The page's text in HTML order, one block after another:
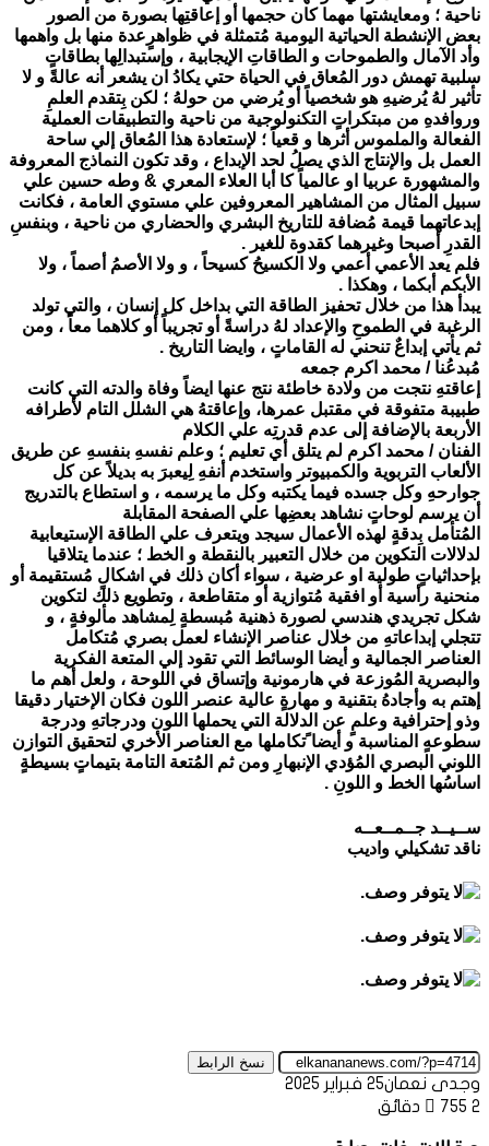
ناحية ؛ ومعايشتها مهما كان حجمها أو إعاقتِها بصورة من الصور
بعض الإنشطة الحياتية اليومية مُتمثلة في ظواهرٍعدة منها بل واهمها
وأد الآمال والطموحات و الطاقاتِ الإيجابية ، وإستبدالِها بطاقاتٍ
سلبية تهمش دور المُعاق في الحياة حتي يكادُ ان يشعر أنه عالةً و لا
تأثير لهُ يُرضيهِ هو شخصياً أو يُرضي من حولهُ ؛ لكن بِتقدم العلمِ
وروافدهِ من مبتكراتٍ التكنولوجية من ناحية والتطبيقات العملية
الفعالة والملموس أثرها و قعياً ؛ لإستعادة هذا المُعاق إلي ساحة
العمل بل والإنتاج الذي يصلُ لحد الإبداع ، وقد تكون النماذج المعروفة
والمشهورة عربيا او عالمياً كا أبا العلاء المعري & وطه حسين علي
سبيل المثال من المشاهير المعروفين علي مستوي العامة ، فكانت
إبدعاتهما قيمة مُضافة للتاريخ البشري والحضاري من ناحية ، وبنفسِ
القدرِ أصبحا وغيرهما كقدوة للغير .
فلم يعد الأعمي أعمي ولا الكسيحُ كسيحاً ، و ولا الأصمُ أصماً ، ولا
الأبكم أبكما ، وهكذا .
يبدأ هذا من خلال تحفيز الطاقة التي بداخل كل إنسان ، والتي تولد
الرغبة في الطموحِ والإعداد لهُ دراسةً أو تجريباً أو كلاهما معاً ، ومن
ثم يأتي إبداعٌ تنحني له القاماتٍ ، وايضا التاريخ .
مُبدعُنا / محمد اكرم جمعه
إعاقتهِ نتجت من ولادة خاطئة نتج عنها ايضاً وفاة والدته التي كانت
طبيبة متفوقة في مقتبل عمرها، وإعاقتهُ هي الشلل التام لأطرافه
الأربعة بالإضافة إلى عدم قدرتِه علي الكلام
الفنان / محمد اكرم لم يتلق أي تعليم ؛ وعلم نفسهِ بنفسهِ عن طريق
الألعاب التربوية والكمبيوتر واستخدم أنفهِ لِيعبرَ به بديلاً عن كل
جوارحهِ وكل جسده فيما يكتبه وكل ما يرسمه ، و استطاع بالتدريج
أن يرسم لوحاتٍ نشاهد بعضِها علي الصفحة المقابلة
المُتأمل بِدقةٍ لهذه الأعمال سيجد ويتعرف علي الطاقة الإستيعابية
لدلالات التكوين من خلال التعبير بالنقطة و الخط ؛ عندما يتلاقيا
بإحداثياتٍ طولية او عرضية ، سواء أكان ذلك في اشكالٍ مُستقيمة أو
منحنية رأسية أو افقية مُتوازية أو متقاطعة ، وتطويع ذلك لتكوين
شكل تجريدي هندسي لصورة ذهنية مُبسطةٍ لِمشاهد مألوفةٍ ، و
تتجلي إبداعاتهِ من خلال عناصر الإنشاء لعمل بصري مُتكامل
العناصر الجمالية و أيضا الوسائط التي تقود إلي المتعة الفكرية
والبصرية المُوزعة في هارمونية وإتساق في اللوحة ، ولعل أهم ما
إهتم به وأجادهُ بتقنية و مهارةٍ عالية عنصر اللون فكان الإختيار دقيقا
وذو إحترافية وعلمٍ عن الدلالة التي يحملها اللون ودرجاتهِ ودرجة
سطوعهٍ المناسبة و أيضا ًتكاملها مع العناصر الأخري لتحقيق التوازن
اللوني البصري المُؤدي الإنبهارِ ومن ثم المُتعة التامة بتيماتٍ بسيطةٍ
اساسُها الخط و اللونِ .
ســيــد جــمــعــه
ناقد تشكيلي واديب
نسخ الرابط
وجدى نعمان25 فبراير 2025
755 2 دقائق